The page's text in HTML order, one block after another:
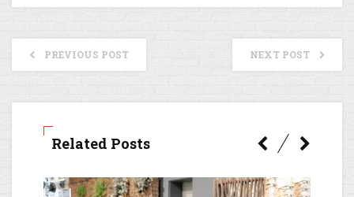
PREVIOUS POST NEXT POST
Related Posts